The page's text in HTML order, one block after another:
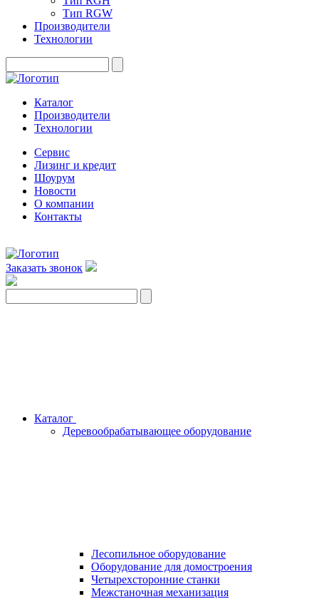
Тип RGW
Производители
Технологии
Каталог
Производители
Технологии
Сервис
Лизинг и кредит
Шоурум
Новости
О компании
Контакты
Заказать звонок
Каталог
Деревообрабатывающее оборудование
Лесопильное оборудование
Оборудование для домостроения
Четырехсторонние станки
Межстаночная механизация